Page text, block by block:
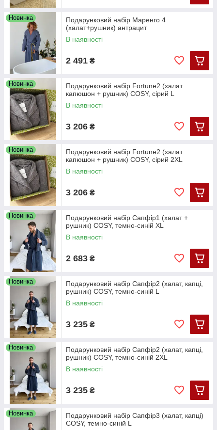
Новинка
Подарунковий набір Маренго 4
(халат+рушник) антрацит
В наявності
2 491 ₴
Новинка
Подарунковий набір Fortune2 (халат
капюшон + рушник) COSY, сірий L
В наявності
3 206 ₴
Новинка
Подарунковий набір Fortune2 (халат
капюшон + рушник) COSY, сірий 2XL
В наявності
3 206 ₴
Новинка
Подарунковий набір Сапфір1 (халат +
рушник) COSY, темно-синій XL
В наявності
2 683 ₴
Новинка
Подарунковий набір Сапфір2 (халат, капці,
рушник) COSY, темно-синій L
В наявності
3 235 ₴
Новинка
Подарунковий набір Сапфір2 (халат, капці,
рушник) COSY, темно-синій 2XL
В наявності
3 235 ₴
Новинка
Подарунковий набір Сапфір3 (халат, капці)
COSY, темно-синій L